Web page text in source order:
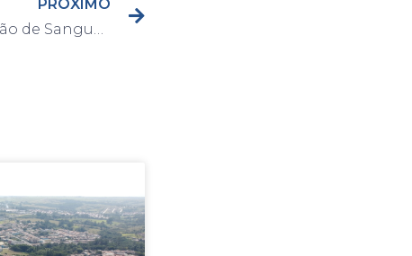
PRÓXIMO
1a. Campanha de Doação de Sangue de 2020 acontece no dia 21 de março